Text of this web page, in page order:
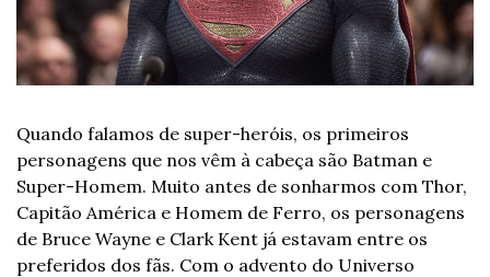
Quando falamos de super-heróis, os primeiros
personagens que nos vêm à cabeça são Batman e
Super-Homem. Muito antes de sonharmos com Thor,
Capitão América e Homem de Ferro, os personagens
de Bruce Wayne e Clark Kent já estavam entre os
preferidos dos fãs. Com o advento do Universo